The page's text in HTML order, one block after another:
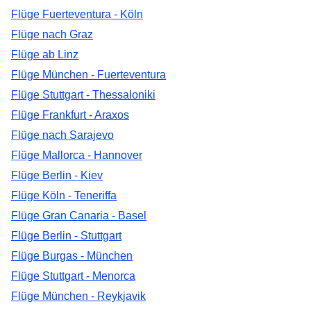
Flüge Fuerteventura - Köln
Flüge nach Graz
Flüge ab Linz
Flüge München - Fuerteventura
Flüge Stuttgart - Thessaloniki
Flüge Frankfurt - Araxos
Flüge nach Sarajevo
Flüge Mallorca - Hannover
Flüge Berlin - Kiev
Flüge Köln - Teneriffa
Flüge Gran Canaria - Basel
Flüge Berlin - Stuttgart
Flüge Burgas - München
Flüge Stuttgart - Menorca
Flüge München - Reykjavik